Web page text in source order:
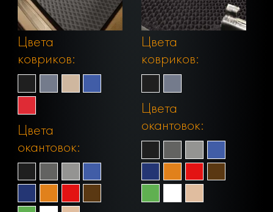
Цвета
ковриков:
Цвета
окантовок:
Цвета
ковриков:
Цвета
окантовок: